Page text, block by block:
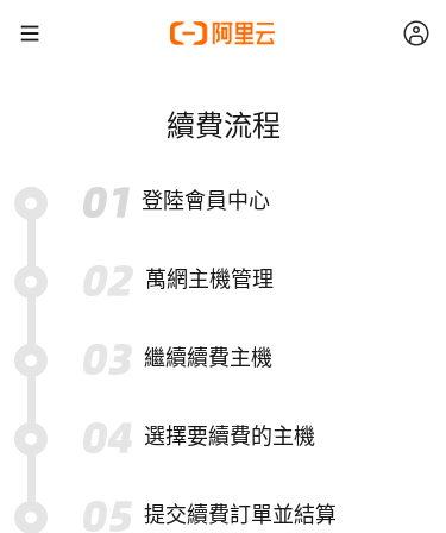
續費流程
登陸會員中心
萬網主機管理
繼續續費主機
選擇要續費的主機
提交續費訂單並結算